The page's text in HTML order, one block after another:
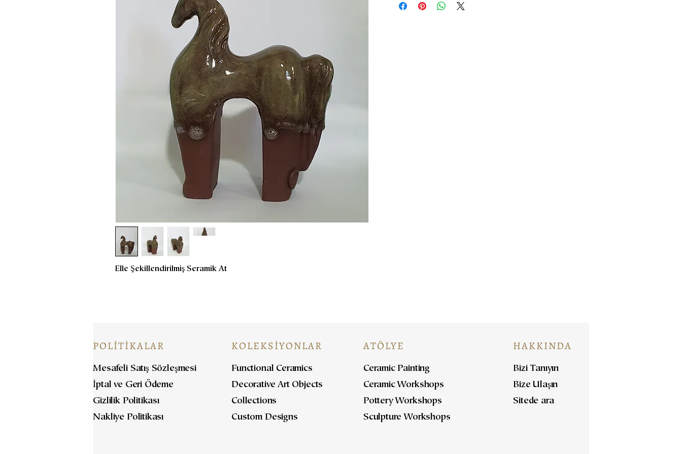
Elle Şekillendirilmiş Seramik At
POLİTİKALAR
Mesafeli Satış Sözleşmesi
İptal ve Geri Ödeme
Gizlilik Politikası
Nakliye Politikası
KOLEKSİYONLAR
Functional Ceramics
Decorative Art Objects
Collections
Custom Designs
ATÖLYE
Ceramic Painting
Ceramic Workshops
Pottery Workshops
Sculpture Workshops
HAKKINDA
Bizi Tanıyın
Bize Ulaşın
Sitede ara